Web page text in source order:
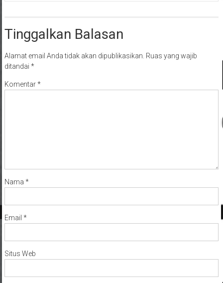
Tinggalkan Balasan
Alamat email Anda tidak akan dipublikasikan. Ruas yang wajib
ditandai *
Komentar*
Nama *
Email *
Situs Web